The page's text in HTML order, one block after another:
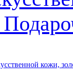
кожи,